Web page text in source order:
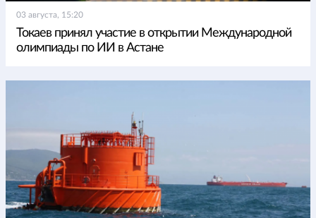
03 августа, 15:20
Токаев принял участие в открытии Международной
олимпиады по ИИ в Астане